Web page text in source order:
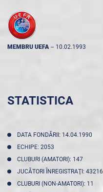
MEMBRU UEFA -- 10.02.1993
STATISTICA
DATA FONDĂRII: 14.04.1990
ECHIPE: 2053
CLUBURI (AMATORI): 147
JUCĂTORI ÎNREGISTRAŢI: 43216
CLUBURI (NON-AMATORI): 11